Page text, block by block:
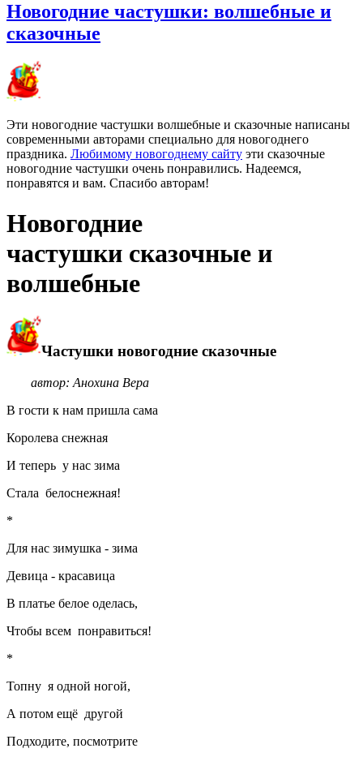
Новогодние частушки: волшебные и
сказочные
Эти новогодние частушки волшебные и сказочные написаны
современными авторами специально для новогоднего
праздника. Любимому новогоднему сайту эти сказочные
новогодние частушки очень понравились. Надеемся,
понравятся и вам. Спасибо авторам!
Новогодние
частушки сказочные и
волшебные
Частушки новогодние сказочные
автор: Анохина Вера
В гости к нам пришла сама
Королева снежная
И теперь у нас зима
Стала белоснежная!
*
Для нас зимушка - зима
Девица - красавица
В платье белое оделась,
Чтобы всем понравиться!
*
Топну я одной ногой,
А потом ещё другой
Подходите, посмотрите